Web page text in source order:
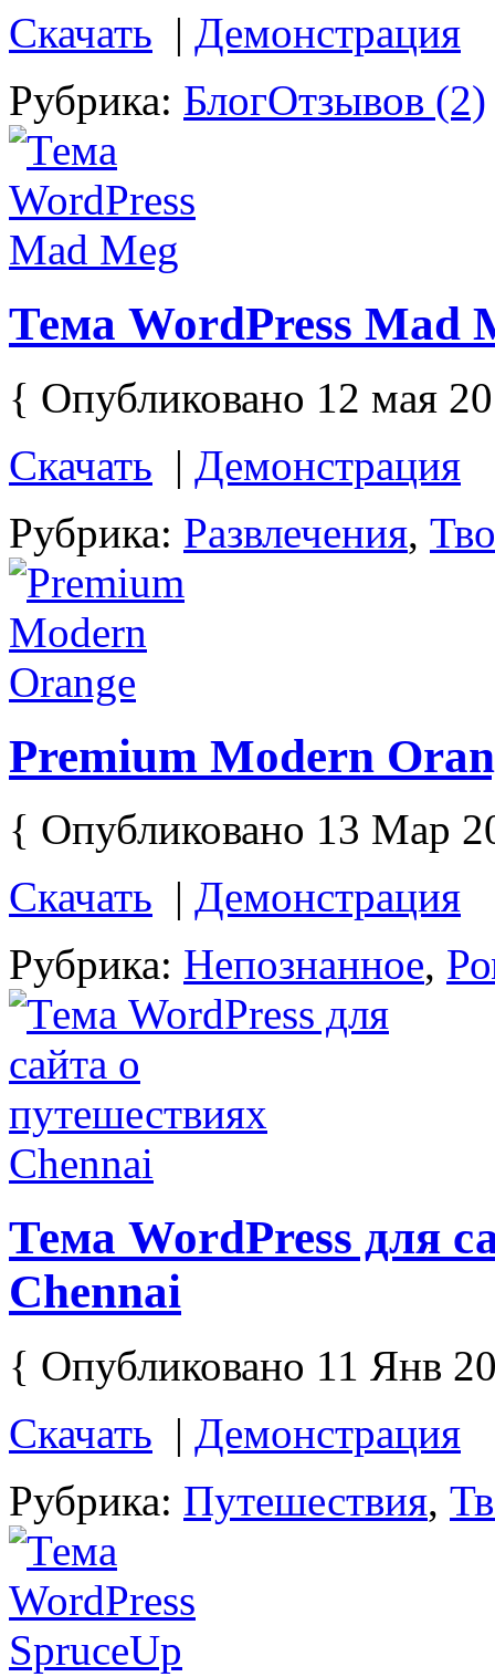
Скачать | Демонстрация
Рубрика: БлогОтзывов (2)
Тема WordPress Mad
{ Опубликовано 12 мая
Скачать | Демонстрация
Рубрика: Развлечения,
Premium Modern
{ Опубликовано 13 Мар
Скачать | Демонстрация
Рубрика: Непознанное,
Тема WordPress для
Chennai
{ Опубликовано 11 Янв
Скачать | Демонстрация
Рубрика: Путешествия,